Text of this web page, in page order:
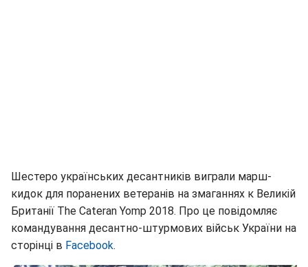
Шестеро українських десантників виграли марш-
кидок для поранених ветеранів на змаганнях к Великій
Британії The Cateran Yomp 2018. Про це повідомляє
командування десантно-штурмових військ України на
сторінці в Facebook.